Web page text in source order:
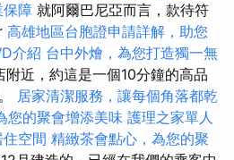
保障 就阿爾巴尼亞而言，款待符
高雄地區台胞證申請詳解，助您
介紹 台中外燴，為您打造獨一無
附近，約這是一個10分鐘的高品
居家清潔服務，讓每個角落都乾
您的聚會增添美味 護理之家單人
空間 精緻茶會點心，為您的聚